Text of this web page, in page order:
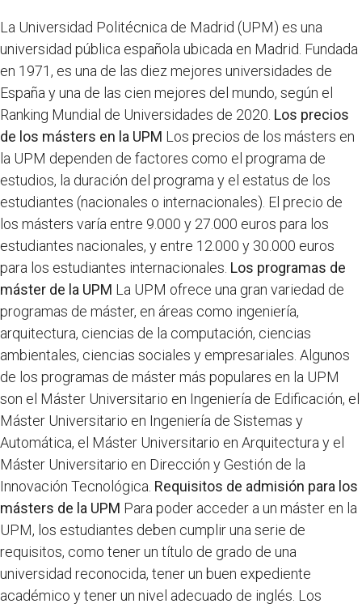
La Universidad Politécnica de Madrid (UPM) es una
universidad pública española ubicada en Madrid. Fundada
en 1971, es una de las diez mejores universidades de
España y una de las cien mejores del mundo, según el
Ranking Mundial de Universidades de 2020. Los precios
de los másters en la UPM Los precios de los másters en
la UPM dependen de factores como el programa de
estudios, la duración del programa y el estatus de los
estudiantes (nacionales o internacionales). El precio de
los másters varía entre 9.000 y 27.000 euros para los
estudiantes nacionales, y entre 12.000 y 30.000 euros
para los estudiantes internacionales. Los programas de
máster de la UPM La UPM ofrece una gran variedad de
programas de máster, en áreas como ingeniería,
arquitectura, ciencias de la computación, ciencias
ambientales, ciencias sociales y empresariales. Algunos
de los programas de máster más populares en la UPM
son el Máster Universitario en Ingeniería de Edificación, el
Máster Universitario en Ingeniería de Sistemas y
Automática, el Máster Universitario en Arquitectura y el
Máster Universitario en Dirección y Gestión de la
Innovación Tecnológica. Requisitos de admisión para los
másters de la UPM Para poder acceder a un máster en la
UPM, los estudiantes deben cumplir una serie de
requisitos, como tener un título de grado de una
universidad reconocida, tener un buen expediente
académico y tener un nivel adecuado de inglés. Los